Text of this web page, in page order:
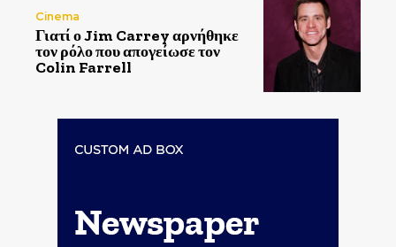
Cinema
Γιατί ο Jim Carrey αρνήθηκε
τον ρόλο που απογείωσε τον
Colin Farrell